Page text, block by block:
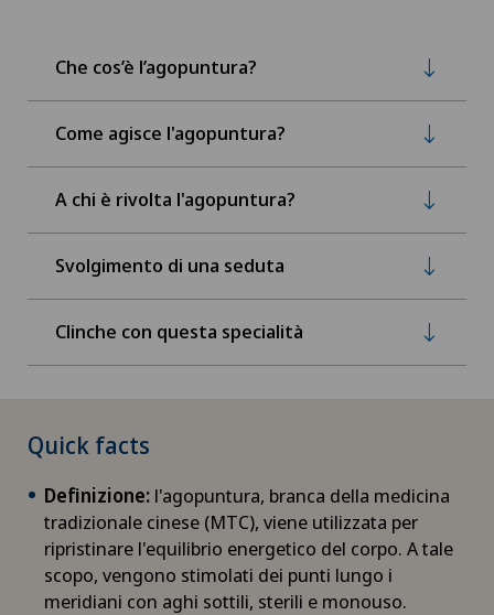
Che cos’è l’agopuntura?
Come agisce l'agopuntura?
A chi è rivolta l'agopuntura?
Svolgimento di una seduta
Clinche con questa specialità
Quick facts
Definizione: l'agopuntura, branca della medicina
tradizionale cinese (MTC), viene utilizzata per
ripristinare l'equilibrio energetico del corpo. A tale
scopo, vengono stimolati dei punti lungo i
meridiani con aghi sottili, sterili e monouso.